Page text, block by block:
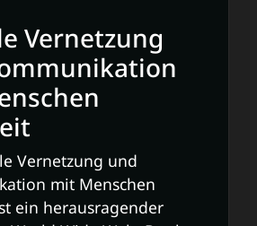
Vernetzung
Vernetzung und
mit Menschen
ein herausragender